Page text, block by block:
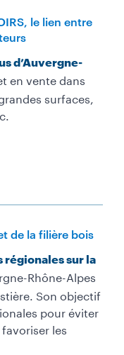
le lien entre
d’Auvergne-
en vente dans
surfaces,
de la filière bois
régionales sur la
Rhône-Alpes
Son objectif
pour éviter
les